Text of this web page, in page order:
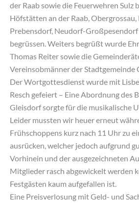
der Raab sowie die Feuerwehren Sulz
Höfstätten an der Raab, Obergrossau,
Prebensdorf, Neudorf-
begrüssen. Weiters begrüßt wurde
Thomas Reiter sowie die
Vereinsobmänner der Stadtgemeinde
Der Wortgottesdienst wurde mit
Resch gefeiert – Eine Abordnung des
Gleisdorf sorgte für die musikalische
Leider mussten wir heuer erneut
Frühschoppens kurz nach 11 Uhr zu
ausrücken, welcher jedoch aufgrund
Vorhinein und der ausgezeichneten
Mitglieder rasch abgewickelt werden
Festgästen kaum aufgefallen ist.
Eine Preisverlosung mit Geld- und